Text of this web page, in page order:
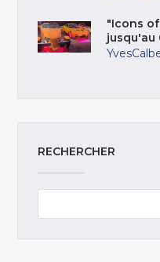
"Icons of
jusqu'au
RECHERCHER